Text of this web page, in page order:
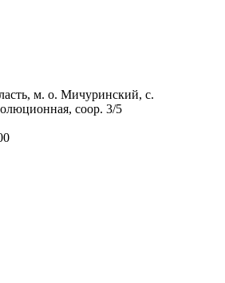
м. о. Мичуринский, с.
соор. 3/5